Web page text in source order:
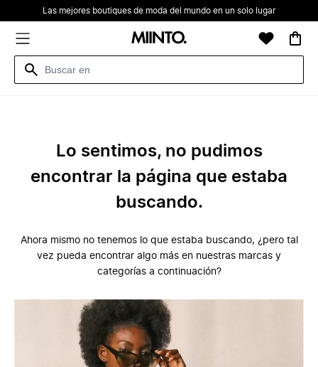
Las mejores boutiques de moda del mundo en un solo lugar
Lo sentimos, no pudimos
encontrar la página que estaba
buscando.
Ahora mismo no tenemos lo que estaba buscando, ¿pero tal
vez pueda encontrar algo más en nuestras marcas y
categorías a continuación?